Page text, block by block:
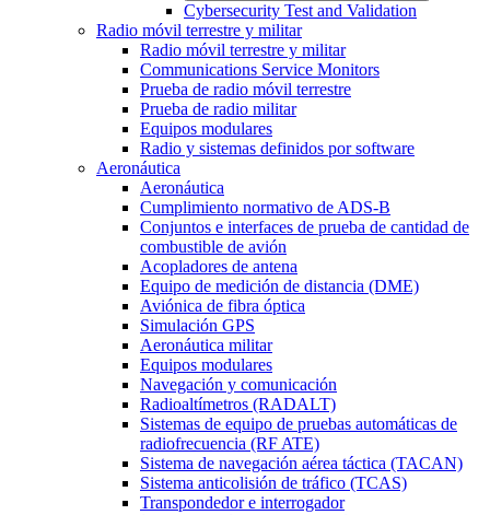
Cybersecurity Test and Validation
Radio móvil terrestre y militar
Radio móvil terrestre y militar
Communications Service Monitors
Prueba de radio móvil terrestre
Prueba de radio militar
Equipos modulares
Radio y sistemas definidos por software
Aeronáutica
Aeronáutica
Cumplimiento normativo de ADS-B
Conjuntos e interfaces de prueba de cantidad de
combustible de avión
Acopladores de antena
Equipo de medición de distancia (DME)
Aviónica de fibra óptica
Simulación GPS
Aeronáutica militar
Equipos modulares
Navegación y comunicación
Radioaltímetros (RADALT)
Sistemas de equipo de pruebas automáticas de
radiofrecuencia (RF ATE)
Sistema de navegación aérea táctica (TACAN)
Sistema anticolisión de tráfico (TCAS)
Transpondedor e interrogador